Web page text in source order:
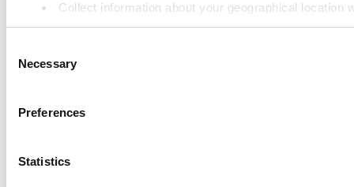
Collect information about your geographical
Identify your device by actively scanning it for
share information about your use of our site with our social
Selection
Necessary
Preferences
Statistics
Zarządzanie zapasami
Zasoby